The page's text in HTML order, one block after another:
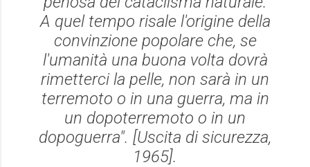
A quel tempo risale l'origine della
convinzione popolare che, se
l'umanità una buona volta dovrà
rimetterci la pelle, non sarà in un
terremoto o in una guerra, ma in
un dopoterremoto o in un
dopoguerra". [Uscita di sicurezza,
1965].